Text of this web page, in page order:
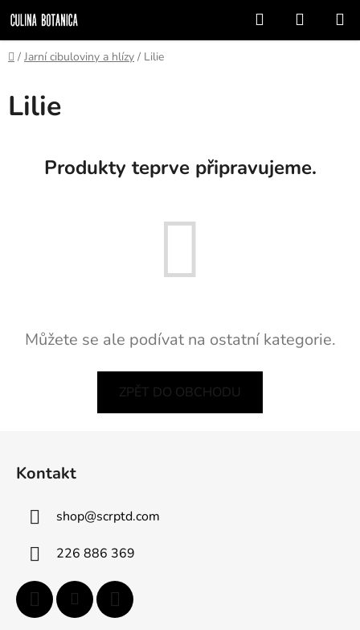
na
obsah
Hledat
KOŠÍK
Domů
/ Jarní cibuloviny a hlízy / Lilie
Lilie
Produkty teprve připravujeme.
Můžete se ale podívat na ostatní kategorie.
ZPĚT DO OBCHODU
Kontakt
shop@scrptd.com
226 886 369